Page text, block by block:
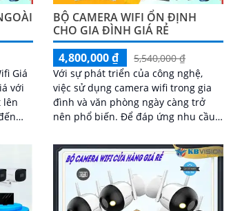
Giá
với
BỘ CAMERA WIFI ỔN ĐỊNH
CHO GIA ĐÌNH GIÁ RẺ
4,800,000 ₫
5,540,000 ₫
Với sự phát triển của công nghệ,
việc sử dụng camera wifi trong gia
đình và văn phòng ngày càng trở
nên phổ biến. Để đáp ứng nhu cầu
chọn lý tưởng với giá cả phải chăng
và chất lượng ổn định